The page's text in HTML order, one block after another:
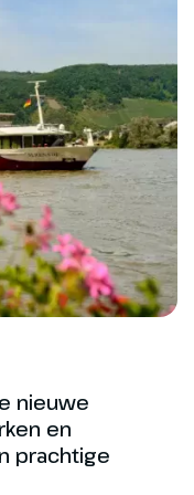
muziekstad
nieuwe
en
prachtige